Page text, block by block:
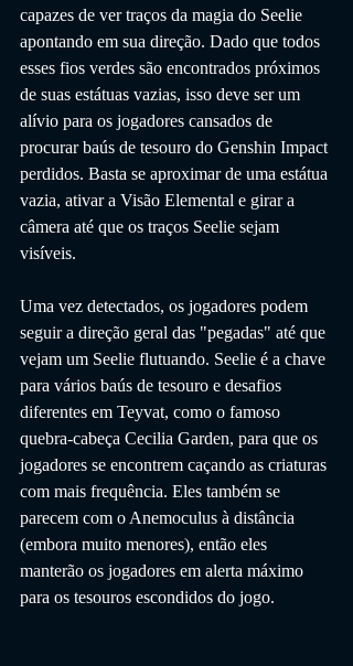
capazes de ver traços da magia do Seelie
apontando em sua direção. Dado que todos
esses fios verdes são encontrados próximos
de suas estátuas vazias, isso deve ser um
alívio para os jogadores cansados ​​de
procurar baús de tesouro do Genshin Impact
perdidos. Basta se aproximar de uma estátua
vazia, ativar a Visão Elemental e girar a
câmera até que os traços Seelie sejam
visíveis.
Uma vez detectados, os jogadores podem
seguir a direção geral das "pegadas" até que
vejam um Seelie flutuando. Seelie é a chave
para vários baús de tesouro e desafios
diferentes em Teyvat, como o famoso
quebra-cabeça Cecilia Garden, para que os
jogadores se encontrem caçando as criaturas
com mais frequência. Eles também se
parecem com o Anemoculus à distância
(embora muito menores), então eles
manterão os jogadores em alerta máximo
para os tesouros escondidos do jogo.